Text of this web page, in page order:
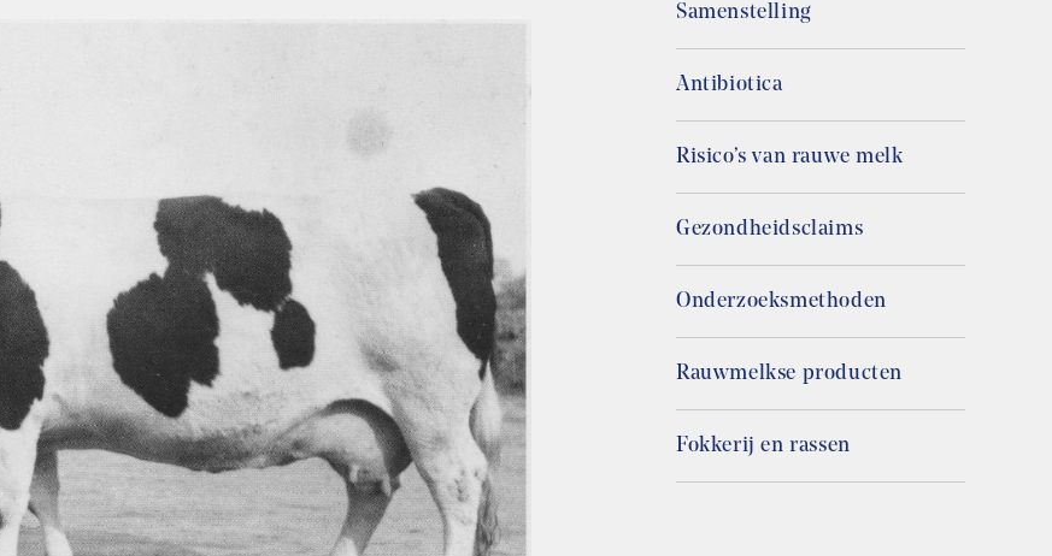
Samenstelling
Antibiotica
Risico’s van rauwe melk
Gezondheidsclaims
Onderzoeksmethoden
Rauwmelkse producten
Fokkerij en rassen